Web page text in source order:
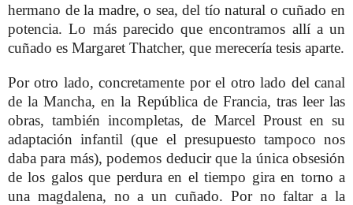
hermano de la madre, o sea, del tío natural o cuñado en
potencia. Lo más parecido que encontramos allí a un
cuñado es Margaret Thatcher, que merecería tesis aparte.
Por otro lado, concretamente por el otro lado del canal
de la Mancha, en la República de Francia, tras leer las
obras, también incompletas, de Marcel Proust en su
adaptación infantil (que el presupuesto tampoco nos
daba para más), podemos deducir que la única obsesión
de los galos que perdura en el tiempo gira en torno a
una magdalena, no a un cuñado. Por no faltar a la